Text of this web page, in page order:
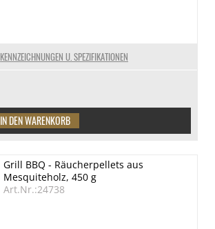
KENNZEICHNUNGEN U. SPEZIFIKATIONEN
Grill BBQ - Räucherpellets aus
Mesquiteholz, 450 g
Art.Nr.:24738